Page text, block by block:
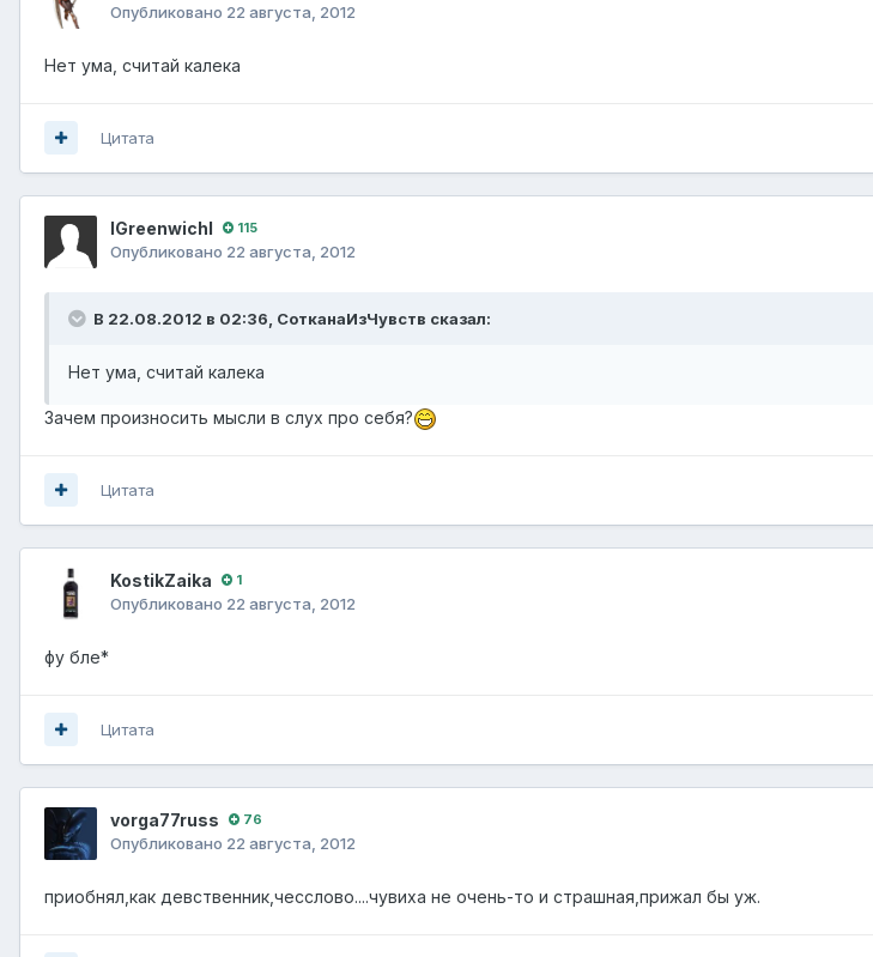
Опубликовано 22 августа, 2012
Нет ума, считай калека
Цитата
lGreenwichl 115
Опубликовано 22 августа, 2012
В 22.08.2012 в 02:36, СотканаИзЧувств сказал:
Нет ума, считай калека
Зачем произносить мысли в слух про себя?
Цитата
KostikZaika 1
Опубликовано 22 августа, 2012
фу бле*
Цитата
vorga77russ 76
Опубликовано 22 августа, 2012
приобнял,как девственник,чесслово....чувиха не очень-то и страшная,прижал бы уж.